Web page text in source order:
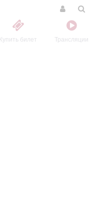
Купить билет Трансляции